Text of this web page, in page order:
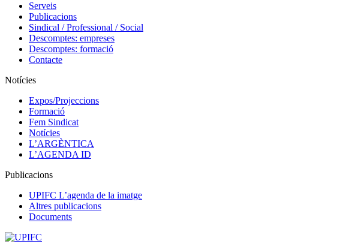
Serveis
Publicacions
Sindical / Professional / Social
Descomptes: empreses
Descomptes: formació
Contacte
Notícies
Expos/Projeccions
Formació
Fem Sindicat
Notícies
L’ARGÈNTICA
L’AGENDA ID
Publicacions
UPIFC L’agenda de la imatge
Altres publicacions
Documents